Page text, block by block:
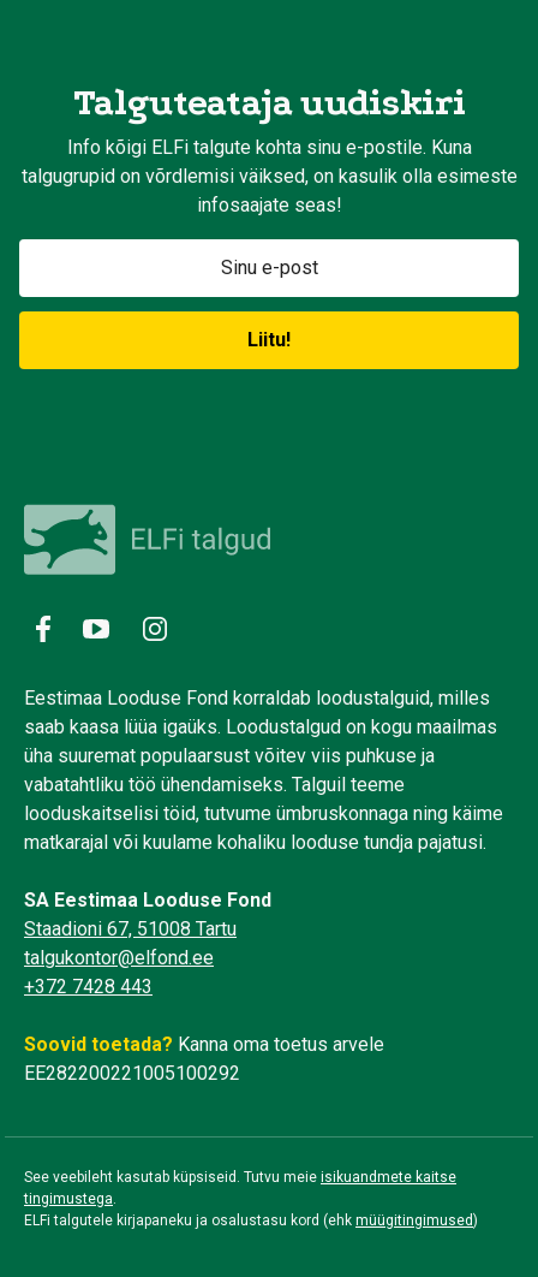
Talguteataja uudiskiri
Info kõigi ELFi talgute kohta sinu e-postile. Kuna
talgugrupid on võrdlemisi väiksed, on kasulik olla esimeste
infosaajate seas!
Eestimaa Looduse Fond korraldab loodustalguid, milles
saab kaasa lüüa igaüks. Loodustalgud on kogu maailmas
üha suuremat populaarsust võitev viis puhkuse ja
vabatahtliku töö ühendamiseks. Talguil teeme
looduskaitselisi töid, tutvume ümbruskonnaga ning käime
matkarajal või kuulame kohaliku looduse tundja pajatusi.
SA Eestimaa Looduse Fond
Staadioni 67, 51008 Tartu
talgukontor@elfond.ee
+372 7428 443
Soovid toetada? Kanna oma toetus arvele
EE282200221005100292
See veebileht kasutab küpsiseid. Tutvu meie isikuandmete kaitse
tingimustega.
ELFi talgutele kirjapaneku ja osalustasu kord (ehk müügitingimused)